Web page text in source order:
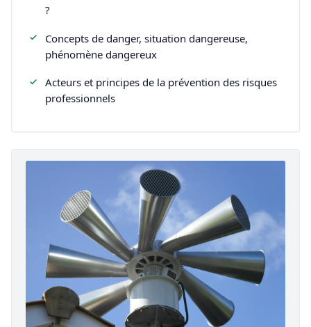
?
Concepts de danger, situation dangereuse,
phénomène dangereux
Acteurs et principes de la prévention des risques
professionnels